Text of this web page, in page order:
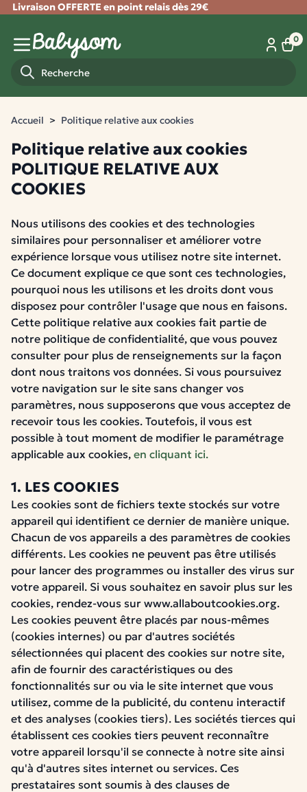
Livraison OFFERTE en point relais dès 29€
Fermer
Menu mobile
0
Accueil Politique relative aux cookies
Politique relative aux cookies
POLITIQUE RELATIVE AUX
COOKIES
Nous utilisons des cookies et des technologies
similaires pour personnaliser et améliorer votre
expérience lorsque vous utilisez notre site internet.
Ce document explique ce que sont ces technologies,
pourquoi nous les utilisons et les droits dont vous
disposez pour contrôler l'usage que nous en faisons.
Cette politique relative aux cookies fait partie de
notre politique de confidentialité, que vous pouvez
consulter pour plus de renseignements sur la façon
dont nous traitons vos données. Si vous poursuivez
votre navigation sur le site sans changer vos
paramètres, nous supposerons que vous acceptez de
recevoir tous les cookies. Toutefois, il vous est
possible à tout moment de modifier le paramétrage
applicable aux cookies, en cliquant ici.
1. LES COOKIES
Les cookies sont de fichiers texte stockés sur votre
appareil qui identifient ce dernier de manière unique.
Chacun de vos appareils a des paramètres de cookies
différents. Les cookies ne peuvent pas être utilisés
pour lancer des programmes ou installer des virus sur
votre appareil. Si vous souhaitez en savoir plus sur les
cookies, rendez-vous sur www.allaboutcookies.org.
Les cookies peuvent être placés par nous-mêmes
(cookies internes) ou par d'autres sociétés
sélectionnées qui placent des cookies sur notre site,
afin de fournir des caractéristiques ou des
fonctionnalités sur ou via le site internet que vous
utilisez, comme de la publicité, du contenu interactif
et des analyses (cookies tiers). Les sociétés tierces qui
établissent ces cookies tiers peuvent reconnaître
votre appareil lorsqu'il se connecte à notre site ainsi
qu'à d'autres sites internet ou services. Ces
prestataires sont soumis à des clauses de